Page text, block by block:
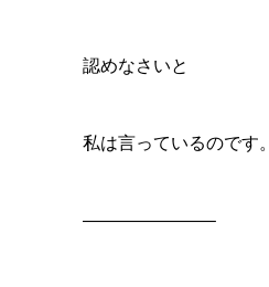
認めなさいと
私は言っているのです。
———————–